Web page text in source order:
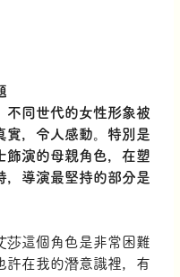
不同世代的女性形象被
實，令人感動。特別是
飾演的母親角色，在塑
，導演最堅持的部分是
莎這個角色是非常困難
許在我的潛意識裡，有